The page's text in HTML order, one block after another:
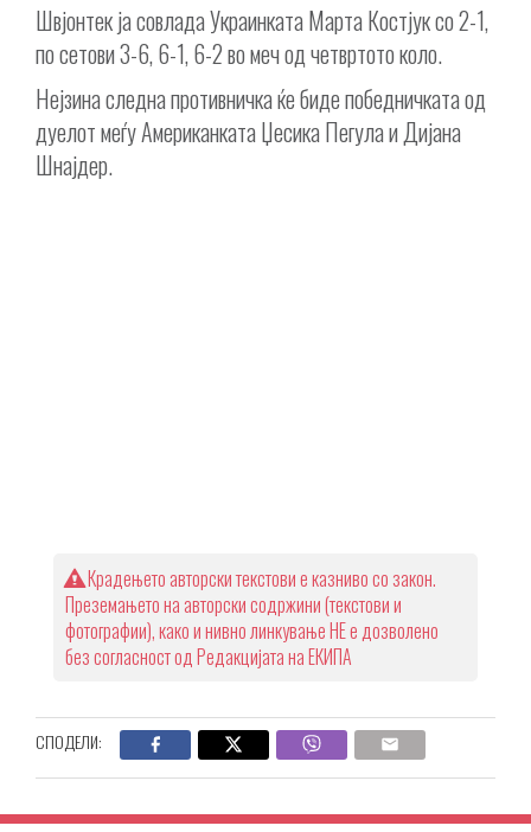
Швјонтек ја совлада Украинката Марта Костјук со 2-1,
по сетови 3-6, 6-1, 6-2 во меч од четвртото коло.
Нејзина следна противничка ќе биде победничката од
дуелот меѓу Американката Џесика Пегула и Дијана
Шнајдер.
Крадењето авторски текстови е казниво со закон.
Преземањето на авторски содржини (текстови и
фотографии), како и нивно линкување НЕ е дозволено
без согласност од Редакцијата на ЕКИПА
СПОДЕЛИ: